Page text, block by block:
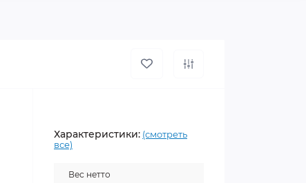
Характеристики: (смотреть
все)
Вес нетто